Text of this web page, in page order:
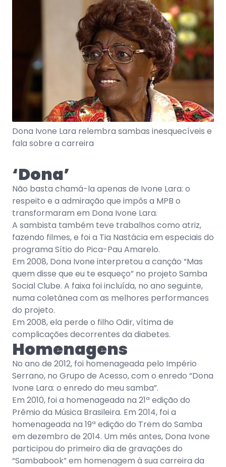
Dona Ivone Lara relembra sambas inesquecíveis e
fala sobre a carreira
‘Dona’
Não basta chamá-la apenas de Ivone Lara: o
respeito e a admiração que impôs a MPB o
transformaram em Dona Ivone Lara.
A sambista também teve trabalhos como atriz,
fazendo filmes, e foi a Tia Nastácia em especiais do
programa Sítio do Pica-Pau Amarelo.
Em 2008, Dona Ivone interpretou a canção “Mas
quem disse que eu te esqueço” no projeto Samba
Social Clube. A faixa foi incluída, no ano seguinte,
numa coletânea com as melhores performances
do projeto.
Em 2008, ela perde o filho Odir, vítima de
complicações decorrentes da diabetes.
Homenagens
No ano de 2012, foi homenageada pelo Império
Serrano, no Grupo de Acesso, com o enredo “Dona
Ivone Lara: o enredo do meu samba”.
Em 2010, foi a homenageada na 21ª edição do
Prêmio da Música Brasileira. Em 2014, foi a
homenageada na 19ª edição do Trem do Samba
em dezembro de 2014. Um mês antes, Dona Ivone
participou do primeiro dia de gravações do
“Sambabook” em homenagem à sua carreira da